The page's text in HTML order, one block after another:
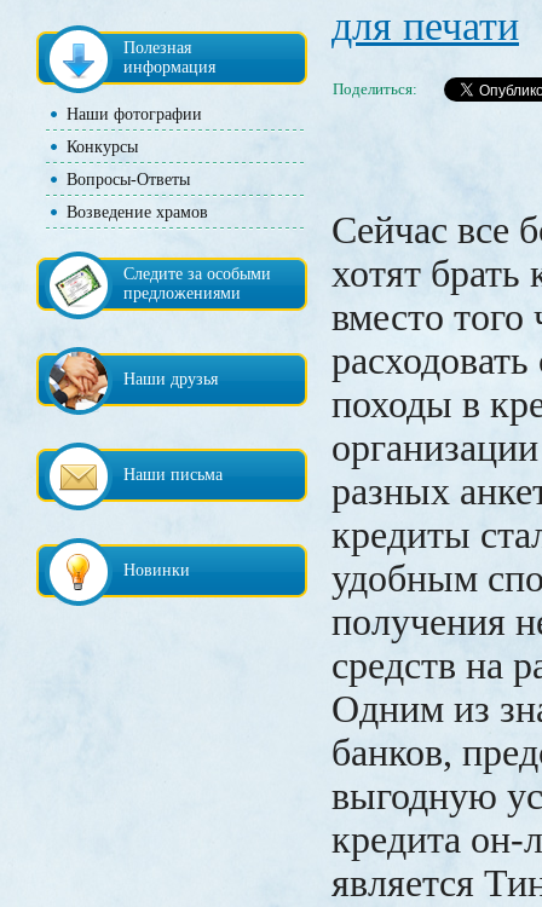
Полезная
информация
Наши фотографии
Конкурсы
Вопросы-Ответы
Возведение храмов
Следите за особыми
предложениями
Наши друзья
Наши письма
Новинки
для печати
Поделиться:
Сейчас все
хотят
вместо того
походы в
разных
кредиты
удобным
получения
средств на
Одним из
банков,
выгодную
кредита он-
является